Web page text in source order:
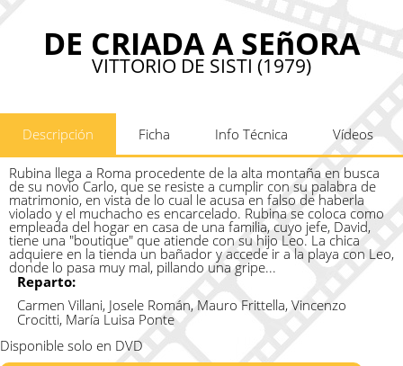
DE CRIADA A SEñORA
VITTORIO DE SISTI (1979)
Descripción Ficha Info Técnica Vídeos
Rubina llega a Roma procedente de la alta montaña en busca
de su novio Carlo, que se resiste a cumplir con su palabra de
matrimonio, en vista de lo cual le acusa en falso de haberla
violado y el muchacho es encarcelado. Rubina se coloca como
empleada del hogar en casa de una familia, cuyo jefe, David,
tiene una "boutique" que atiende con su hijo Leo. La chica
adquiere en la tienda un bañador y accede ir a la playa con Leo,
donde lo pasa muy mal, pillando una gripe...
Reparto:
Carmen Villani, Josele Román, Mauro Frittella, Vincenzo
Crocitti, María Luisa Ponte
Disponible solo en DVD